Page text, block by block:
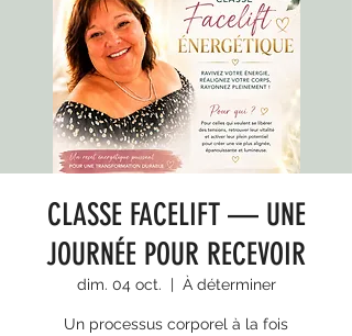
CLASSE FACELIFT — UNE
JOURNÉE POUR RECEVOIR
dim. 04 oct.
  |
À déterminer
Un processus corporel à la fois